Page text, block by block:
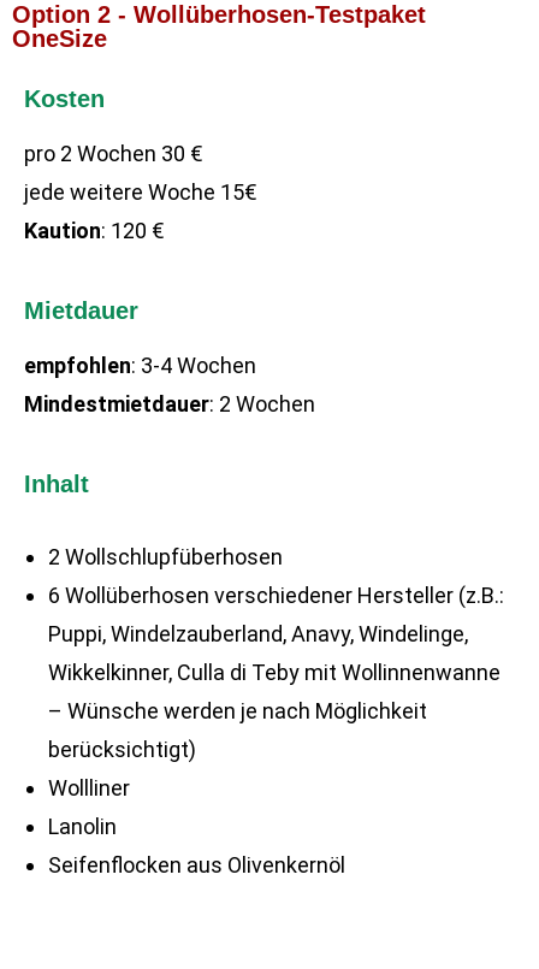
Option 2 - Wollüberhosen-Testpaket
OneSize
Kosten
pro 2 Wochen 30 €
jede weitere Woche 15€
Kaution: 120 €
Mietdauer
empfohlen: 3-4 Wochen
Mindestmietdauer: 2 Wochen
Inhalt
2 Wollschlupfüberhosen
6 Wollüberhosen verschiedener Hersteller (z.B.:
Puppi, Windelzauberland, Anavy, Windelinge,
Wikkelkinner, Culla di Teby mit Wollinnenwanne
– Wünsche werden je nach Möglichkeit
berücksichtigt)
Wollliner
Lanolin
Seifenflocken aus Olivenkernöl